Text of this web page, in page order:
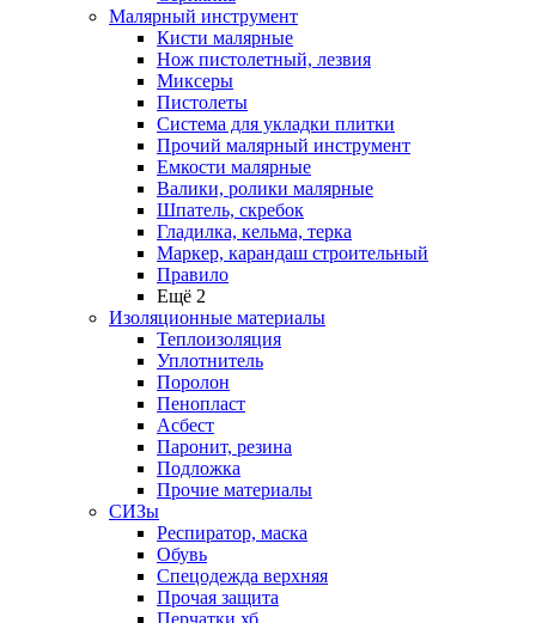
Малярный инструмент
Кисти малярные
Нож пистолетный, лезвия
Миксеры
Пистолеты
Система для укладки плитки
Прочий малярный инструмент
Емкости малярные
Валики, ролики малярные
Шпатель, скребок
Гладилка, кельма, терка
Маркер, карандаш строительный
Правило
Ещё 2
Изоляционные материалы
Теплоизоляция
Уплотнитель
Поролон
Пенопласт
Асбест
Паронит, резина
Подложка
Прочие материалы
СИЗы
Респиратор, маска
Обувь
Спецодежда верхняя
Прочая защита
Перчатки хб